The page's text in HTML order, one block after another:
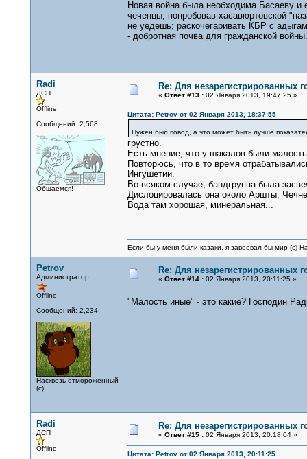
Новая война была необходима Басаеву и
чеченцы, попробовав хасавюртовской
не уедешь; раскочегаривать КБР с
- добротная почва для гражданской
Radi
ДСП
Offline
Сообщений: 2,568
Общаемся!
Re: Для незарегистрированных
« Ответ #13 :02 Января 2013, 19:47:25 »
Цитата: Petrov от 02 Января 2013, 18:37:55
Нужен был повод, а что может быть лучше
грустно.
Есть мнение, что у шакалов были
Повторюсь, что в то время
Ингушетии.
Во всяком случае, бандгруппа была
Дислоцировалась она около Аршты,
Вода там хорошая, минеральная...
Если бы у меня были казаки, я завоевал бы мир (с)
Petrov
Администратор
Offline
Сообщений: 2,234
Насквозь отмороженный
(с)
Re: Для незарегистрированных
« Ответ #14 :02 Января 2013, 20:11:25 »
"Малость иные" - это какие? Господин
Radi
ДСП
Offline
Re: Для незарегистрированных
« Ответ #15 :02 Января 2013, 20:18:04 »
Цитата: Petrov от 02 Января 2013, 20:11:25